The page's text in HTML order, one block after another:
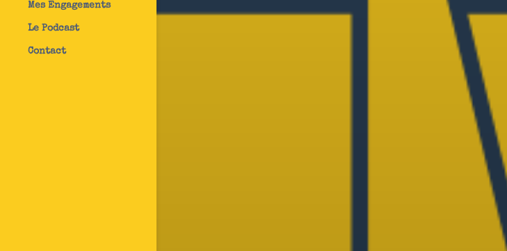
Mes Engagements
Le Podcast
Contact